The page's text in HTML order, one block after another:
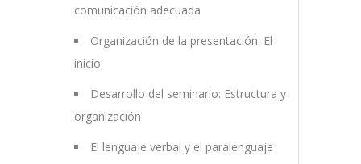
comunicación adecuada
Organización de la presentación. El
inicio
Desarrollo del seminario: Estructura y
organización
El lenguaje verbal y el paralenguaje